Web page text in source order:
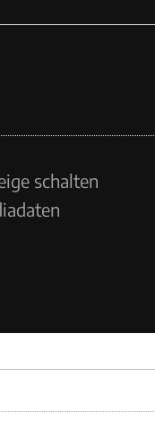
schalten